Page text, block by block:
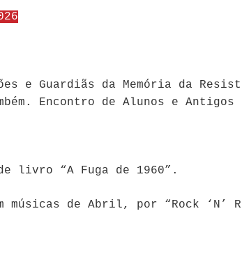
e Guardiãs da Memória da
Encontro de Alunos e
livro “A Fuga de 1960”.
músicas de Abril, por “Rock ‘N’